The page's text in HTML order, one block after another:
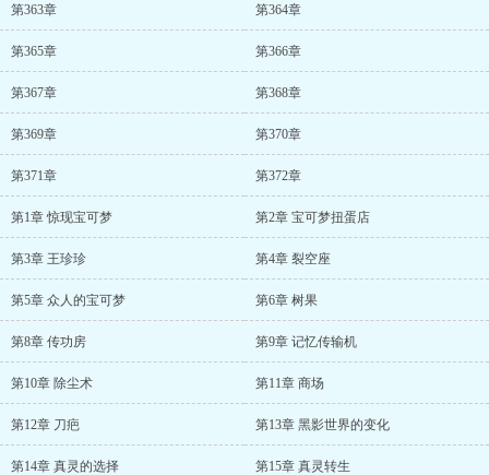
第363章 第364章
第365章 第366章
第367章 第368章
第369章 第370章
第371章 第372章
第1章 惊现宝可梦 第2章 宝可梦扭蛋店
第3章 王珍珍 第4章 裂空座
第5章 众人的宝可梦 第6章 树果
第8章 传功房 第9章 记忆传输机
第10章 除尘术 第11章 商场
第12章 刀疤 第13章 黑影世界的变化
第14章 真灵的选择 第15章 真灵转生